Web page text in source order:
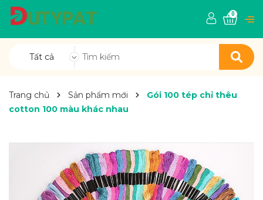
Tất cả
0
Trang chủ Sản phẩm mới
Gói 100 tép chỉ thêu
cotton 100 màu khác nhau